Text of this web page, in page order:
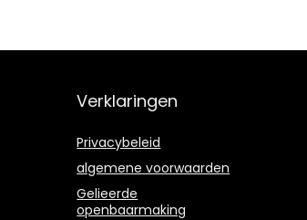
Verklaringen
Privacybeleid
algemene voorwaarden
Gelieerde
openbaarmaking